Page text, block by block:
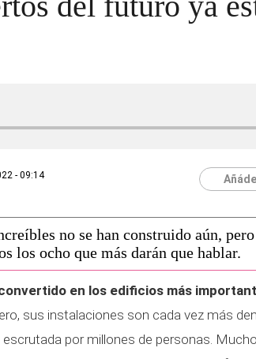
- 09:14
no se han construido aún,
los ocho que más darán que hablar.
en los edificios más
sus instalaciones son cada vez más
por millones de personas.